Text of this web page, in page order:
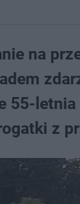
na
letnia
z